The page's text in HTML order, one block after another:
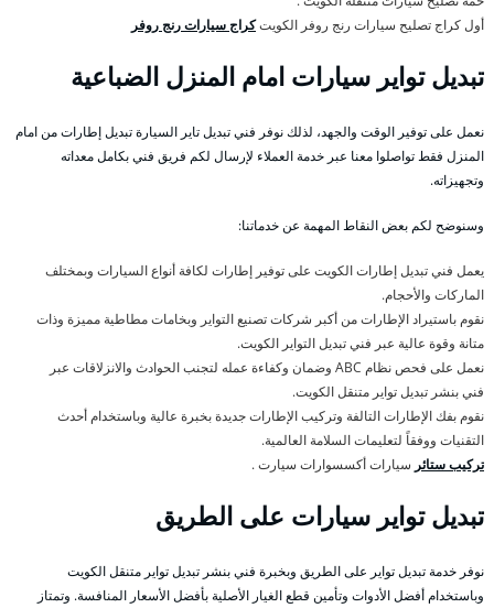
أول كراج تصليح سيارات رنج روفر الكويتكراج سيارات رنج روفر
تبديل تواير سيارات امام المنزل الضباعية
نعمل على توفير الوقت والجهد، لذلك نوفر فني تبديل تاير السيارة تبديل إطارات من امام
المنزل فقط تواصلوا معنا عبر خدمة العملاء لإرسال لكم فريق فني بكامل معداته
وتجهيزاته.
وسنوضح لكم بعض النقاط المهمة عن خدماتنا:
يعمل فني تبديل إطارات الكويت على توفير إطارات لكافة أنواع السيارات وبمختلف
الماركات والأحجام.
نقوم باستيراد الإطارات من أكبر شركات تصنيع التواير وبخامات مطاطية مميزة وذات
متانة وقوة عالية عبر فني تبديل التواير الكويت.
نعمل على فحص نظام ABC وضمان وكفاءة عمله لتجنب الحوادث والانزلاقات عبر
فني بنشر تبديل تواير متنقل الكويت.
نقوم بفك الإطارات التالفة وتركيب الإطارات جديدة بخبرة عالية وباستخدام أحدث
التقنيات ووفقاً لتعليمات السلامة العالمية.
تركيب ستائر سيارات أكسسوارات سيارت .
تبديل تواير سيارات على الطريق
نوفر خدمة تبديل تواير على الطريق وبخبرة فني بنشر تبديل تواير متنقل الكويت
وباستخدام أفضل الأدوات وتأمين قطع الغيار الأصلية بأفضل الأسعار المنافسة. وتمتاز